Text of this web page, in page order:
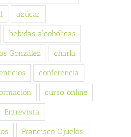
azúcar
bebidas alcohólicas
González charla
conferencia
curso online
Entrevista
Francisco Ojuelos